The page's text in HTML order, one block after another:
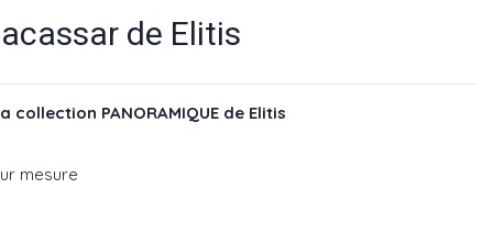
de Elitis
collection PANORAMIQUE de Elitis
mesure